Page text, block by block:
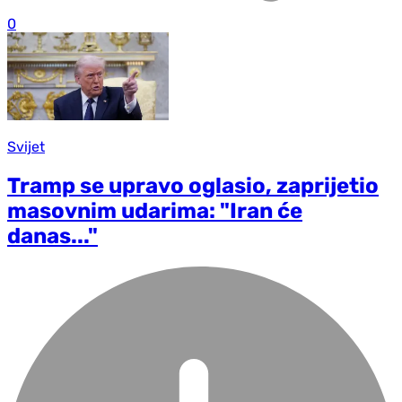
0
Svijet
Tramp se upravo oglasio, zaprijetio
masovnim udarima: "Iran će
danas..."